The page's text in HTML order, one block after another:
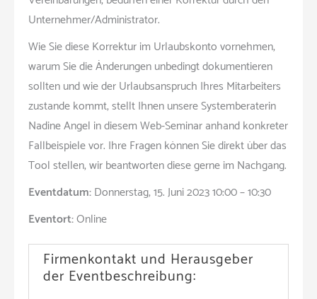
Unternehmer/Administrator.
Wie Sie diese Korrektur im Urlaubskonto vornehmen,
warum Sie die Änderungen unbedingt dokumentieren
sollten und wie der Urlaubsanspruch Ihres Mitarbeiters
zustande kommt, stellt Ihnen unsere Systemberaterin
Nadine Angel in diesem Web-Seminar anhand konkreter
Fallbeispiele vor. Ihre Fragen können Sie direkt über das
Tool stellen, wir beantworten diese gerne im Nachgang.
Eventdatum:Donnerstag, 15. Juni 2023 10:00 – 10:30
Eventort:Online
Firmenkontakt und Herausgeber
der Eventbeschreibung: